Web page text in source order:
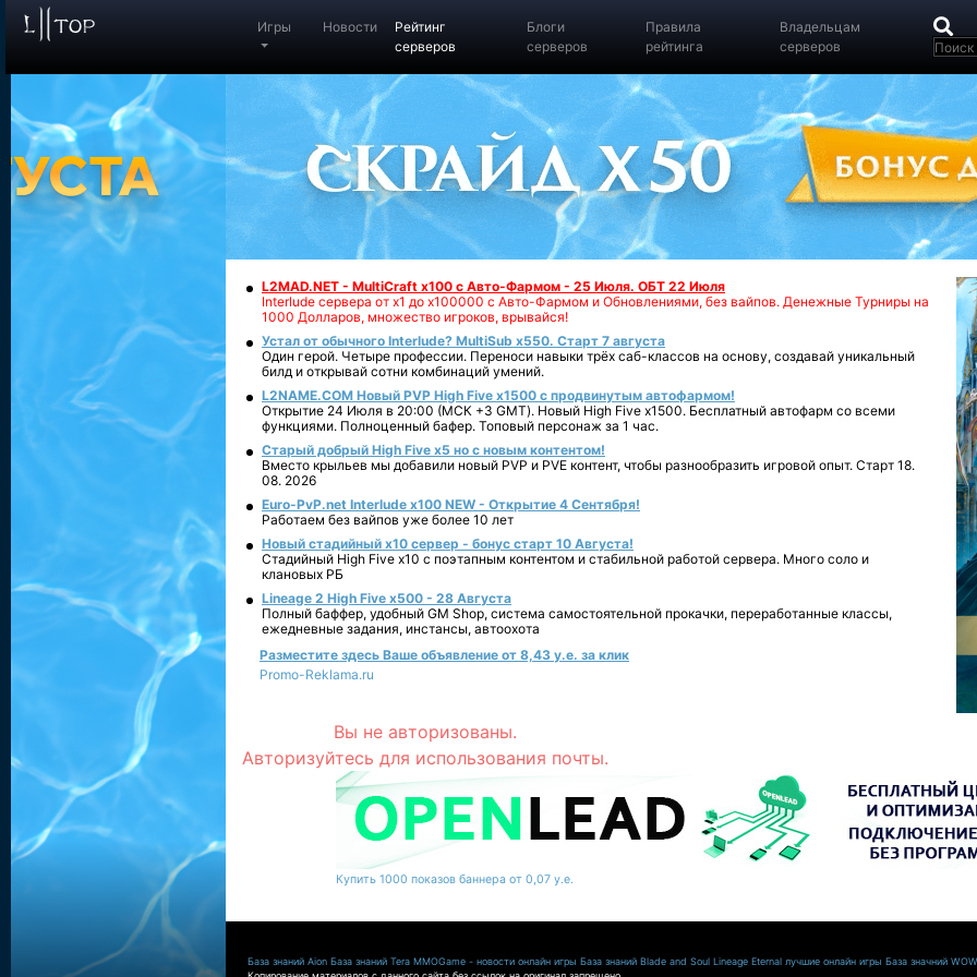
Игры Новости
Рейтинг
серверов
Блоги
серверов
Правила
рейтинга
Владельцам
серверов
L2MAD.NET - MultiCraft x100 с Авто-Фармом - 25 Июля. ОБТ 22 Июля
Interlude сервера от х1 до х100000 с Авто-Фармом и Обновлениями, без вайпов. Денежные Турниры на
1000 Долларов, множество игроков, врывайся!
Устал от обычного Interlude? MultiSub x550. Старт 7 августа
Один герой. Четыре профессии. Переноси навыки трёх саб-классов на основу, создавай уникальный
билд и открывай сотни комбинаций умений.
L2NAME.COM Новый PVP High Five x1500 с продвинутым автофармом!
Открытие 24 Июля в 20:00 (МСК +3 GMT). Новый High Five x1500. Бесплатный автофарм со всеми
функциями. Полноценный бафер. Топовый персонаж за 1 час.
Старый добрый High Five x5 но с новым контентом!
Вместо крыльев мы добавили новый PVP и PVE контент, чтобы разнообразить игровой опыт. Старт 18.
08. 2026
Euro-PvP.net Interlude х100 NEW - Открытие 4 Сентября!
Работаем без вайпов уже более 10 лет
Новый стадийный х10 сервер - бонус старт 10 Августа!
Стадийный High Five x10 с поэтапным контентом и стабильной работой сервера. Много соло и
клановых РБ
Lineage 2 High Five x500 - 28 Августа
Полный баффер, удобный GM Shop, система самостоятельной прокачки, переработанные классы,
ежедневные задания, инстансы, автоохота
Разместите здесь Ваше объявление от 8,43 у.е. за клик
Promo-Reklama.ru
Вы не авторизованы.
Авторизуйтесь для использования почты.
Купить 1000 показов баннера от 0,07 у.е.
База знаний Aion База знаний Tera MMOGame - новости онлайн игры База знаний Blade and Soul Lineage Eternal лучшие онлайн игры База значний WOW